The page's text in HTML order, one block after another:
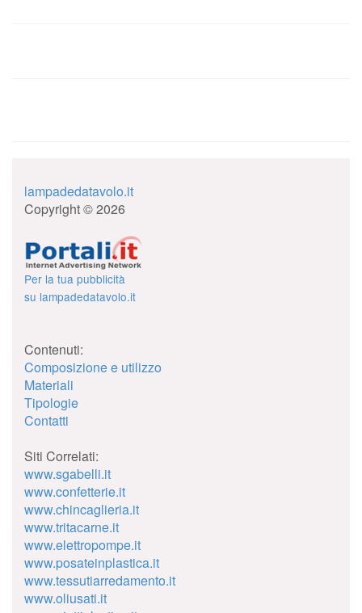
lampadedatavolo.it
Copyright © 2026
Per la tua pubblicità
su lampadedatavolo.it
Contenuti:
Composizione e utilizzo
Materiali
Tipologie
Contatti
Siti Correlati:
www.sgabelli.it
www.confetterie.it
www.chincaglieria.it
www.tritacarne.it
www.elettropompe.it
www.posateinplastica.it
www.tessutiarredamento.it
www.oliusati.it